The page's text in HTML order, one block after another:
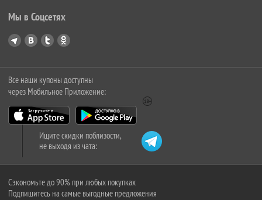
Мы в Соцсетях
Все наши купоны доступны
через Мобильное Приложение:
Ищите скидки поблизости,
не выходя из чата:
Сэкономьте до 90% при любых покупках
Подпишитесь на самые выгодные предложения